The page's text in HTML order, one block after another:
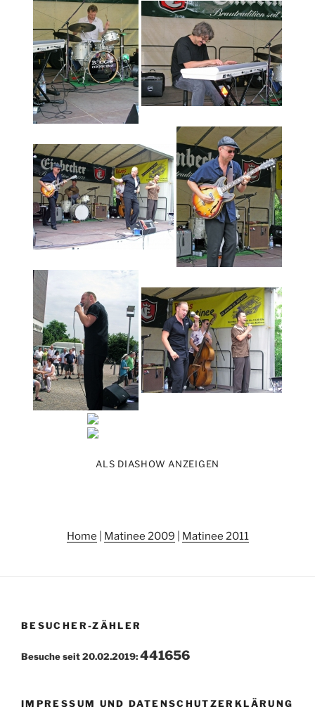
ALS DIASHOW ANZEIGEN
Home Matinee 2009 Matinee 2011
BESUCHER-ZÄHLER
Besuche seit 20.02.2019:441656
IMPRESSUM UND DATENSCHUTZERKLÄRUNG